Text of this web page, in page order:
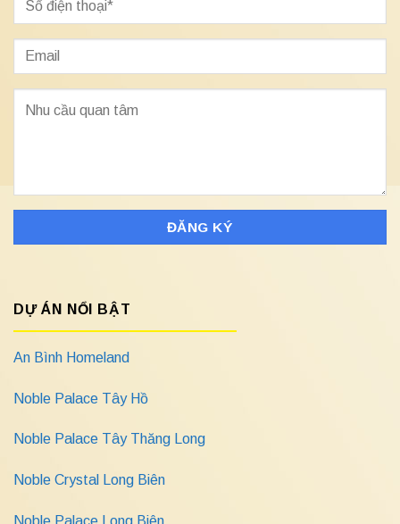
DỰ ÁN NỔI BẬT
An Bình Homeland
Noble Palace Tây Hồ
Noble Palace Tây Thăng Long
Noble Crystal Long Biên
Noble Palace Long Biên